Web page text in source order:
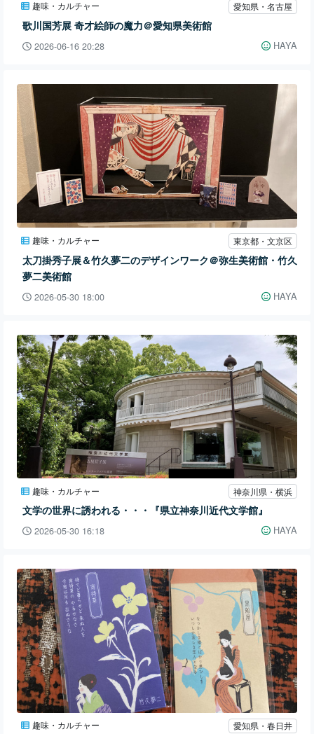
趣味・カルチャー 愛知県・名古屋
歌川国芳展 奇才絵師の魔力＠愛知県美術館
2026-06-16 20:28 HAYA
趣味・カルチャー 東京都・文京区
太刀掛秀子展＆竹久夢二のデザインワーク＠弥生美術館・竹久
夢二美術館
2026-05-30 18:00 HAYA
趣味・カルチャー 神奈川県・横浜
文学の世界に誘われる・・・『県立神奈川近代文学館』
2026-05-30 16:18 HAYA
趣味・カルチャー 愛知県・春日井